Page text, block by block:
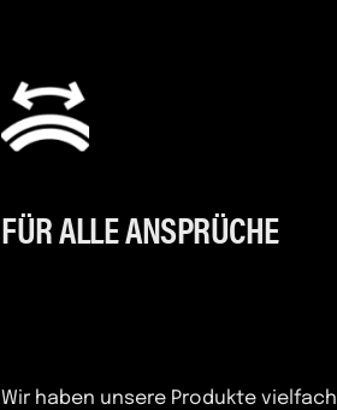
FÜR ALLE ANSPRÜCHE
Wir haben unsere Produkte vielfach